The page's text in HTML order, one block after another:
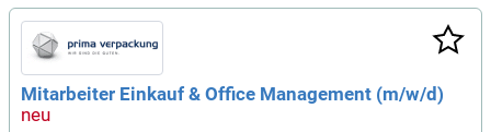
Mitarbeiter Einkauf & Office Management (m/w/d)